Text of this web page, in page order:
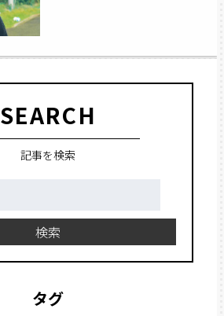
SEARCH
記事を検索
検索
タグ